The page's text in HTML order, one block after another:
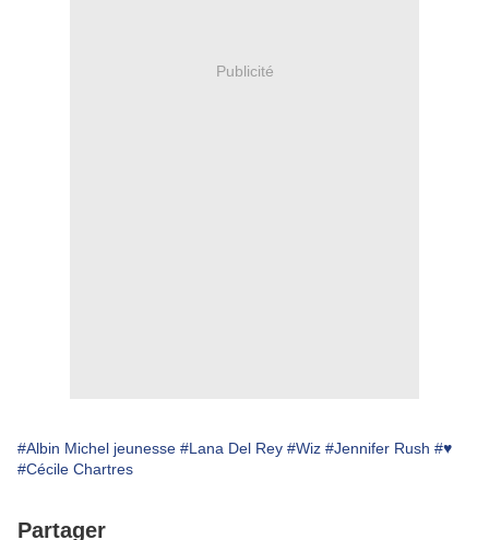
Publicité
#Albin Michel jeunesse #Lana Del Rey #Wiz #Jennifer Rush #♥
#Cécile Chartres
Partager